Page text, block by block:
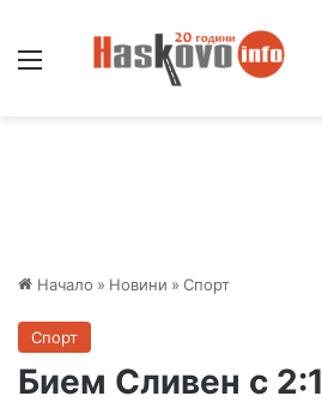
Начало » Новини » Спорт
Спорт
Бием Сливен с 2:1